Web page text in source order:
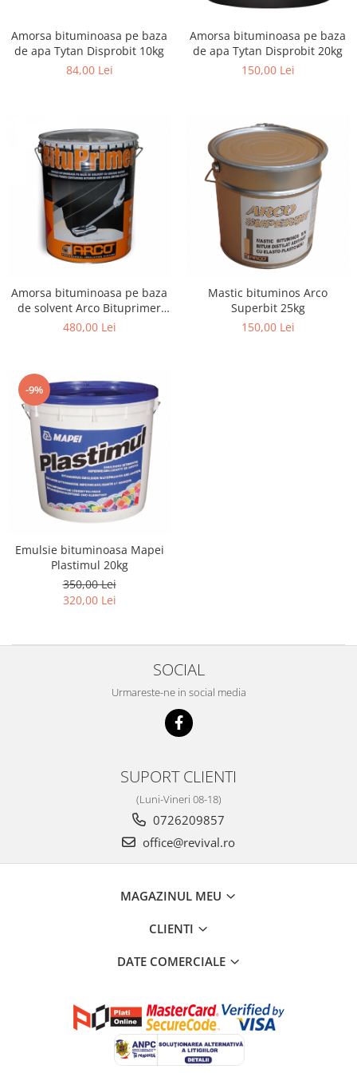
Plasa sudata
Tabla
Sipca metalica
Tabla lisa
Tabla neagra
Cuie, Sarma, Distantieri
Cuie beton
Cuie constructii
Distantiere cofraje
Electrozi sudura
Sarma neagra
Sarma zincata
Amorsa bituminoasa pe baza
de apa Tytan Disprobit 10kg
84,00 Lei
Amorsa bituminoasa pe baza
de apa Tytan Disprobit 20kg
150,00 Lei
Amorsa bituminoasa pe baza
de solvent Arco Bituprimer
25L
480,00 Lei
Mastic bituminos Arco
Superbit 25kg
150,00 Lei
-9%
Emulsie bituminoasa Mapei
Plastimul 20kg
350,00 Lei
320,00 Lei
SOCIAL
Urmareste-ne in social media
SUPORT CLIENTI
(Luni-Vineri 08-18)
0726209857
office@revival.ro
MAGAZINUL MEU
CLIENTI
DATE COMERCIALE